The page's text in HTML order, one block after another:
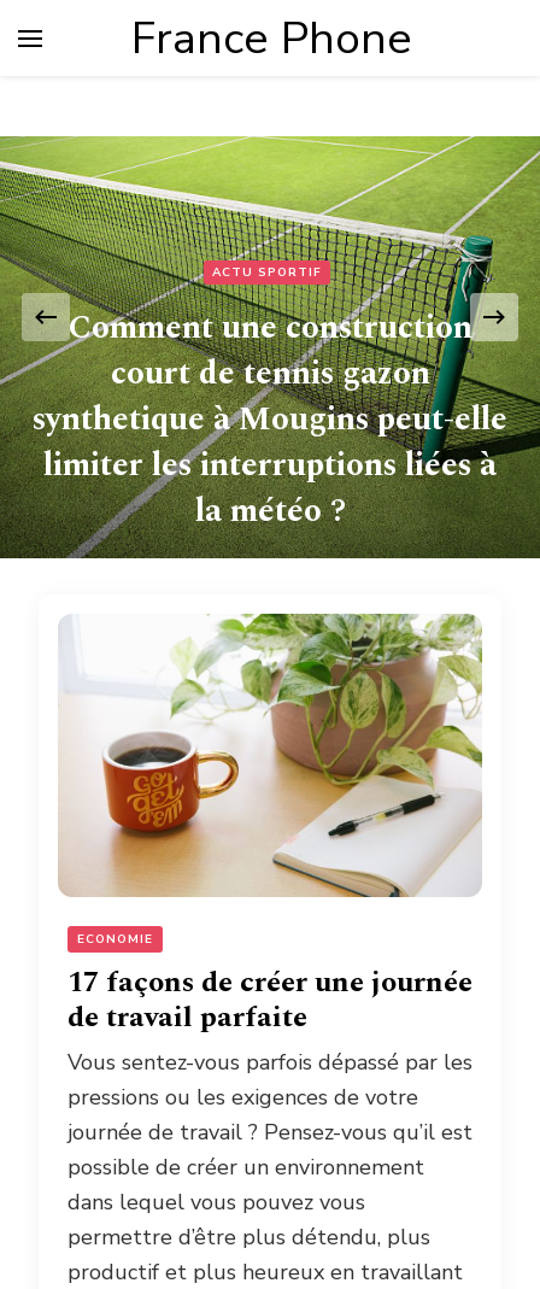
France Phone
ACTU SPORTIF
Comment une construction
court de tennis gazon
synthetique à Mougins peut-elle
limiter les interruptions liées à
la météo ?
ECONOMIE
17 façons de créer une journée
de travail parfaite
Vous sentez-vous parfois dépassé par les
pressions ou les exigences de votre
journée de travail ? Pensez-vous qu’il est
possible de créer un environnement
dans lequel vous pouvez vous
permettre d’être plus détendu, plus
productif et plus heureux en travaillant